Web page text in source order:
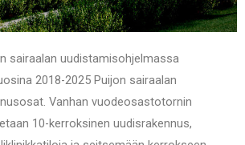
sairaalan uudistamisohjelmassa
2018-2025 Puijon sairaalan
Vanhan vuodeosastotornin
10-kerroksinen uudisrakennus,